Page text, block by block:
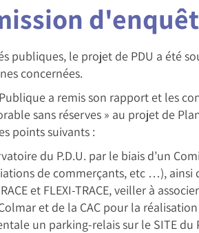
publiques, le projet de PDU a été
concernées.
a remis son rapport et les
sans réserves » au projet de
points suivants :
du P.D.U. par le biais d’un
de commerçants, etc …), ainsi
et FLEXI-TRACE, veiller à
et de la CAC pour la
un parking-relais sur le SITE du